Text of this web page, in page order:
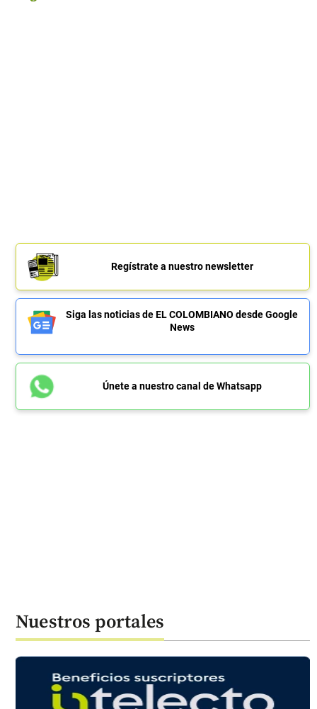
Regístrate a nuestro newsletter
Siga las noticias de EL COLOMBIANO desde Google
News
Únete a nuestro canal de Whatsapp
Nuestros portales